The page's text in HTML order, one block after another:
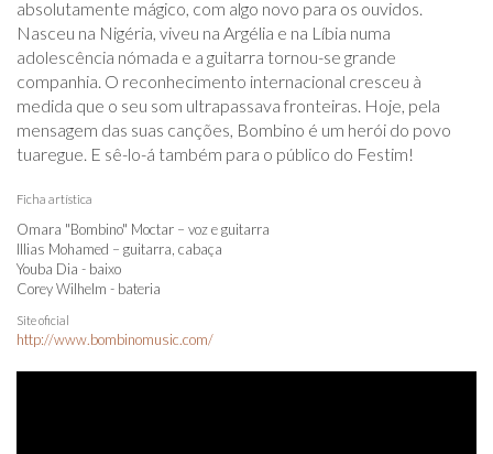
absolutamente mágico, com algo novo para os ouvidos.
Nasceu na Nigéria, viveu na Argélia e na Líbia numa
adolescência nómada e a guitarra tornou-se grande
companhia. O reconhecimento internacional cresceu à
medida que o seu som ultrapassava fronteiras. Hoje, pela
mensagem das suas canções, Bombino é um herói do povo
tuaregue. E sê-lo-á também para o público do Festim!
Ficha artística
Omara "Bombino" Moctar – voz e guitarra
Illias Mohamed – guitarra, cabaça
Youba Dia - baixo
Corey Wilhelm - bateria
Site oficial
http://www.bombinomusic.com/